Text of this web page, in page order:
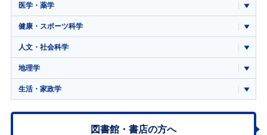
医学・薬学
健康・スポーツ科学
人文・社会科学
地理学
生活・家政学
図書館・書店の方へ